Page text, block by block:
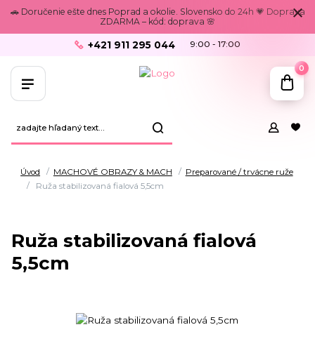
🚗 Doručenie ešte dnes Poprad a okolie. Slovensko do 24h 💗 Doprava
ZDARMA – kód: doprava 🌸
+421 911 295 044 9:00 - 17:00
0
Úvod MACHOVÉ OBRAZY & MACH
Preparované / trvácne ruže
Ruža stabilizovaná fialová 5,5cm
Ruža stabilizovaná fialová
5,5cm